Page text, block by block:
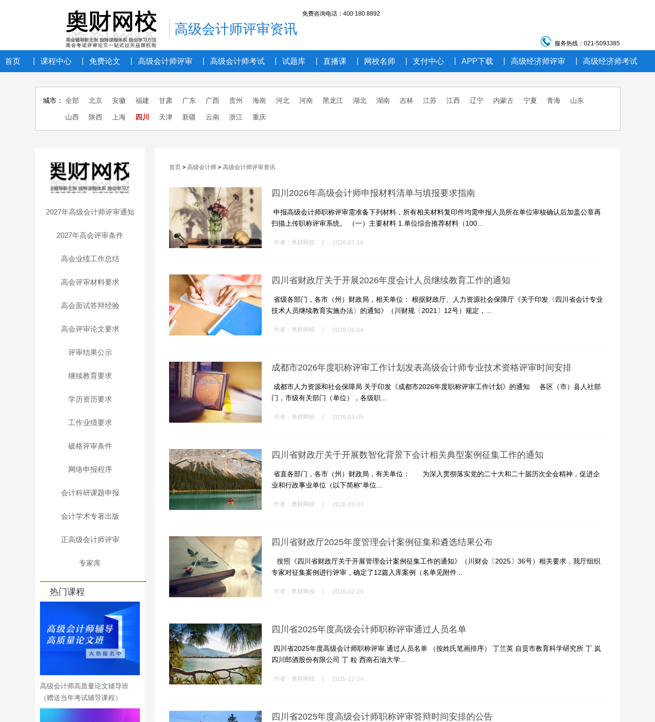
高级会计师评审资讯
免费咨询电话 ：400 180 8892
服务热线：021-5093385
首页 课程中心 免费论文 高级会计师评审 高级会计师考试 试题库 直播课 网校名师 支付中心 APP下载 高级经济师评审 高级经济师考试
城市： 全部 北京 安徽 福建 甘肃 广东 广西 贵州 海南 河北 河南 黑龙江 湖北 湖南 吉林 江苏 江西 辽宁 内蒙古 宁夏 青海 山东
山西 陕西 上海 四川 天津 新疆 云南 浙江 重庆
2027年高级会计师评审通知
2027年高会评审条件
高会业绩工作总结
高会评审材料要求
高会面试答辩经验
高会评审论文要求
评审结果公示
继续教育要求
学历资历要求
工作业绩要求
破格评审条件
网络申报程序
会计科研课题申报
会计学术专著出版
正高级会计师评审
专家库
热门课程
高级会计师高质量论文辅导班
（赠送当年考试辅导课程）
首页 > 高级会计师 > 高级会计师评审资讯
四川2026年高级会计师申报材料清单与填报要求指南
申报高级会计师职称评审需准备下列材料，所有相关材料复印件均需申报人员所在单位审核确认后加盖公章再
扫描上传职称评审系统。 （一）主要材料 1.单位综合推荐材料（100...
作者： 奥财网校 | 2026-07-16
四川省财政厅关于开展2026年度会计人员继续教育工作的通知
省级各部门，各市（州）财政局，相关单位： 根据财政厅、人力资源社会保障厅《关于印发〈四川省会计专业
技术人员继续教育实施办法〉的通知》（川财规〔2021〕12号）规定，...
作者： 奥财网校 | 2026-06-04
成都市2026年度职称评审工作计划发表高级会计师专业技术资格评审时间安排
成都市人力资源和社会保障局 关于印发《成都市2026年度职称评审工作计划》的通知 各区（市）县人社部
门，市级有关部门（单位），各级职...
作者： 奥财网校 | 2026-03-05
四川省财政厅关于开展数智化背景下会计相关典型案例征集工作的通知
省直各部门，各市（州）财政局，有关单位： 为深入贯彻落实党的二十大和二十届历次全会精神，促进企
业和行政事业单位（以下简称“单位...
作者： 奥财网校 | 2026-03-03
四川省财政厅2025年度管理会计案例征集和遴选结果公布
按照《四川省财政厅关于开展管理会计案例征集工作的通知》（川财会〔2025〕36号）相关要求，我厅组织
专家对征集案例进行评审，确定了12篇入库案例（名单见附件...
作者： 奥财网校 | 2026-02-25
四川省2025年度高级会计师职称评审通过人员名单
四川省2025年度高级会计师职称评审 通过人员名单 （按姓氏笔画排序） 丁兰英 自贡市教育科学研究所 丁 岚
四川郎酒股份有限公司 丁 粒 西南石油大学...
作者： 奥财网校 | 2025-12-24
四川省2025年度高级会计师职称评审答辩时间安排的公告